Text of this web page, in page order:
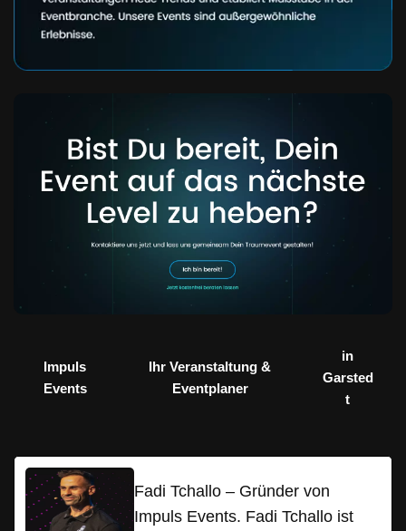
Impuls
Events
Ihr Veranstaltung &
Eventplaner
in
Garsted
t
Fadi Tchallo – Gründer von
Impuls Events. Fadi Tchallo ist